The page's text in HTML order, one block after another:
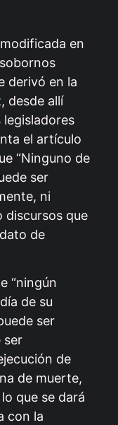
en
derivó en la
desde allí
el artículo
“Ninguno de
ser
ni
discursos que
de
“ningún
de su
ser
ser
de
de muerte,
que se dará
con la